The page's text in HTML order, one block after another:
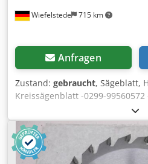
Wiefelstede 715 km
Anfragen
Zustand: gebraucht, Sägeblatt,
Kreissägenblatt -0299-
= T 30,53 Dcodpfx Aob Uhl Aei
Stück -Anzahl: 1x vorhanden -